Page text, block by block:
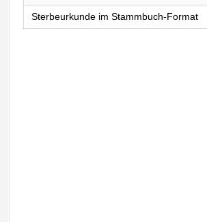
Sterbeurkunde im Stammbuch-Format